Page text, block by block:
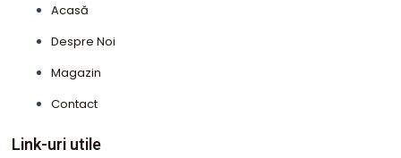
Acasă
Despre Noi
Magazin
Contact
Link-uri utile